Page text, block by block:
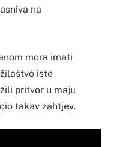
na
mora imati
iste
pritvor u maju
takav zahtjev.